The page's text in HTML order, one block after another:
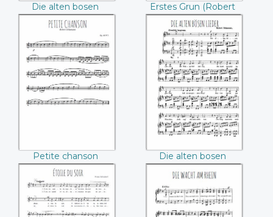
Die alten bosen
Lieder (Robert
Schumann)
Erstes Grun (Robert
Schumann)
Petite chanson
((Robert
Schumann))
Petite chanson
(Robert Schumann)
Die alten bosen
Lieder (Robert
Schumann)
Die alten bosen
Lieder (Robert
Schumann)
Etoile du soir
Die Wacht am